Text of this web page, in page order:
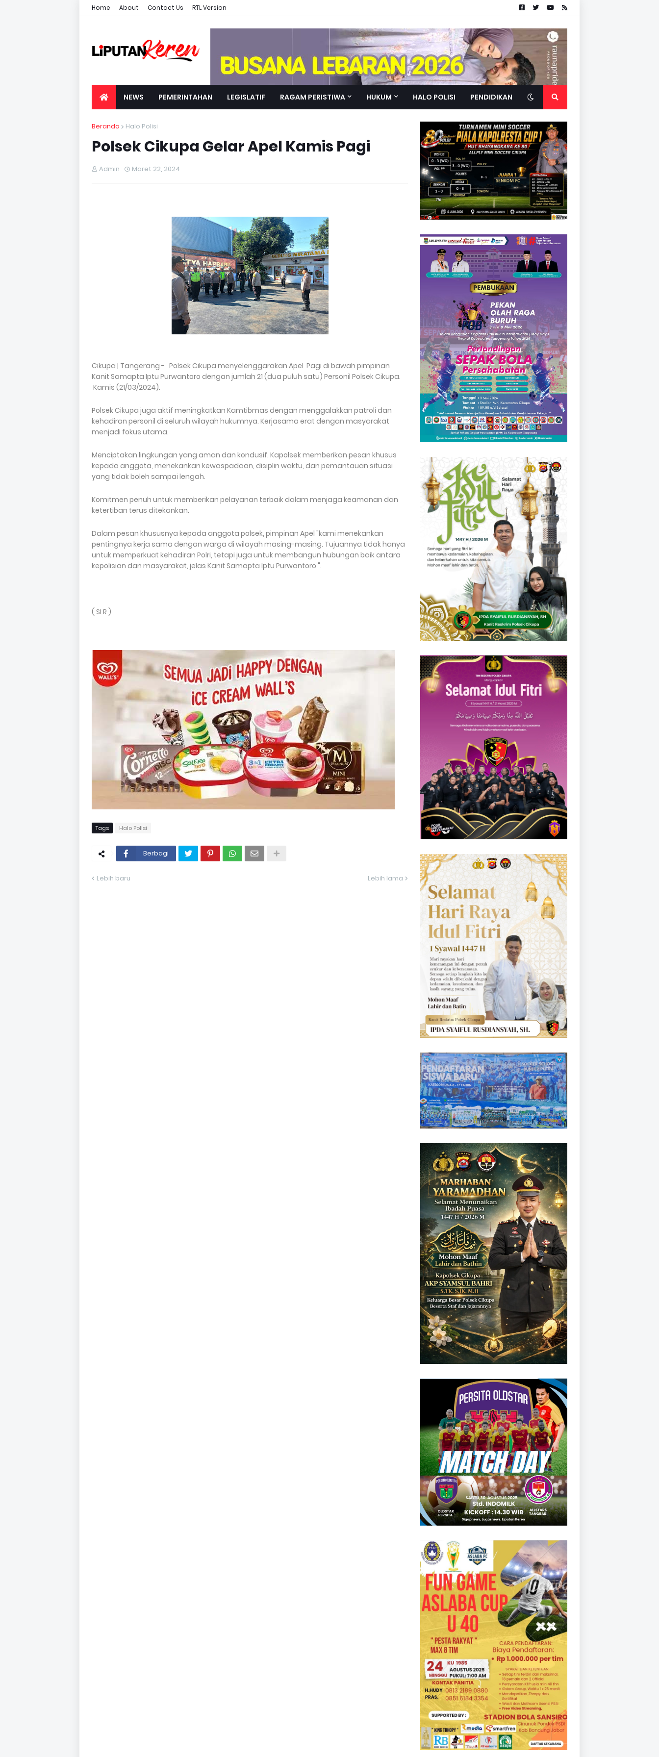
Home About Contact Us RTL Version
NEWS PEMERINTAHAN LEGISLATIF RAGAM PERISTIWA HUKUM HALO POLISI PENDIDIKAN
Beranda Halo Polisi
Polsek Cikupa Gelar Apel Kamis Pagi
Admin Maret 22, 2024
Cikupa | Tangerang - Polsek Cikupa menyelenggarakan Apel Pagi di bawah pimpinan
Kanit Samapta Iptu Purwantoro dengan jumlah 21 (dua puluh satu) Personil Polsek Cikupa.
Kamis (21/03/2024).
Polsek Cikupa juga aktif meningkatkan Kamtibmas dengan menggalakkan patroli dan
kehadiran personil di seluruh wilayah hukumnya. Kerjasama erat dengan masyarakat
menjadi fokus utama.
Menciptakan lingkungan yang aman dan kondusif. Kapolsek memberikan pesan khusus
kepada anggota, menekankan kewaspadaan, disiplin waktu, dan pemantauan situasi
yang tidak boleh sampai lengah.
Komitmen penuh untuk memberikan pelayanan terbaik dalam menjaga keamanan dan
ketertiban terus ditekankan.
Dalam pesan khususnya kepada anggota polsek, pimpinan Apel "kami menekankan
pentingnya kerja sama dengan warga di wilayah masing-masing. Tujuannya tidak hanya
untuk memperkuat kehadiran Polri, tetapi juga untuk membangun hubungan baik antara
kepolisian dan masyarakat, jelas Kanit Samapta Iptu Purwantoro ".
( SLR )
Tags Halo Polisi
Berbagi
Lebih baru Lebih lama